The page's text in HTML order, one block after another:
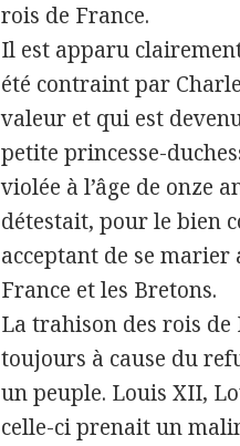
rois de France.
Il est apparu
été contraint par
valeur et qui est
petite princesse-
violée à l’âge de onze
détestait, pour le bien
acceptant de se
France et les Bretons.
La trahison des rois de
toujours à cause du
un peuple. Louis XII,
celle-ci prenait un